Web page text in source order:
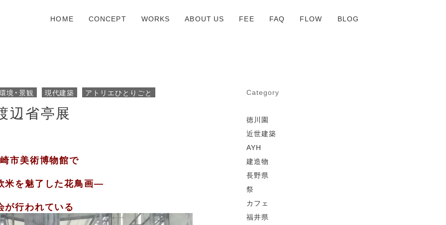
HOME CONCEPT WORKS ABOUT US FEE FAQ FLOW BLOG
境・景観 現代建築 アトリエひとりごと
省亭展
市美術博物館で
米を魅了した花鳥画—
が行われている
Category
徳川園
近世建築
AYH
建造物
長野県
祭
カフェ
福井県